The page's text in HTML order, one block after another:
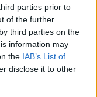
parties prior to
of the further
third parties on the
information may
the IAB’s List of
disclose it to other
d’utiliser un
contenant des